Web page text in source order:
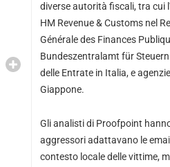
diverse autorità fiscali, tra cui
HM Revenue & Customs nel
Générale des Finances
Bundeszentralamt für Steuern
delle Entrate in Italia, e
Giappone.
Gli analisti di Proofpoint
aggressori adattavano le
contesto locale delle vittime,